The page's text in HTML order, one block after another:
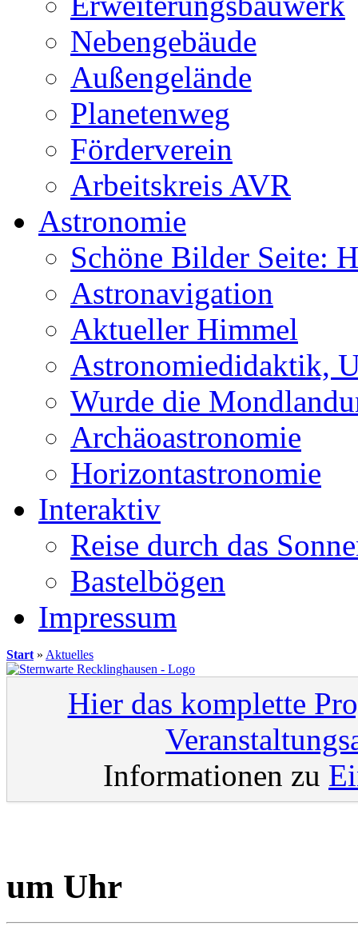
Nebengebäude
Außengelände
Planetenweg
Förderverein
Arbeitskreis AVR
Astronomie
Schöne Bilder Seite:
Astronavigation
Aktueller Himmel
Astronomiedidaktik,
Wurde die
Archäoastronomie
Horizontastronomie
Interaktiv
Reise durch das
Bastelbögen
Impressum
Start » Aktuelles
Hier das komplette
Informationen zu
um Uhr